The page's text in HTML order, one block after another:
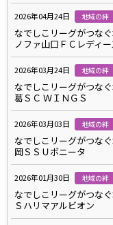
2026年04月24日 地域の絆
なでしこリーグがつな
ノファ山口ＦＣレディー
2026年03月24日 地域の絆
なでしこリーグがつな
葛ＳＣ ＷＩＮＧＳ
2026年03月03日 地域の絆
なでしこリーグがつな
岡ＳＳＵボニータ
2026年01月30日 地域の絆
なでしこリーグがつな
Ｓハリマアルビオン